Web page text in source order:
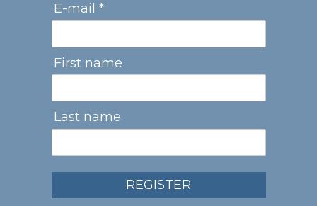
E-mail *
First name
Last name
REGISTER